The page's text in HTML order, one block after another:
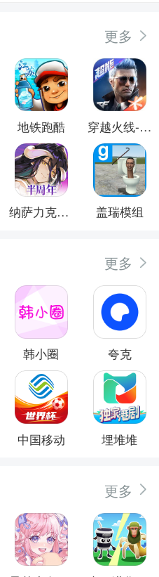
更多
地铁跑酷 穿越火线-枪战王者
纳萨力克之王 盖瑞模组
更多
韩小圈 夸克
中国移动 埋堆堆
更多